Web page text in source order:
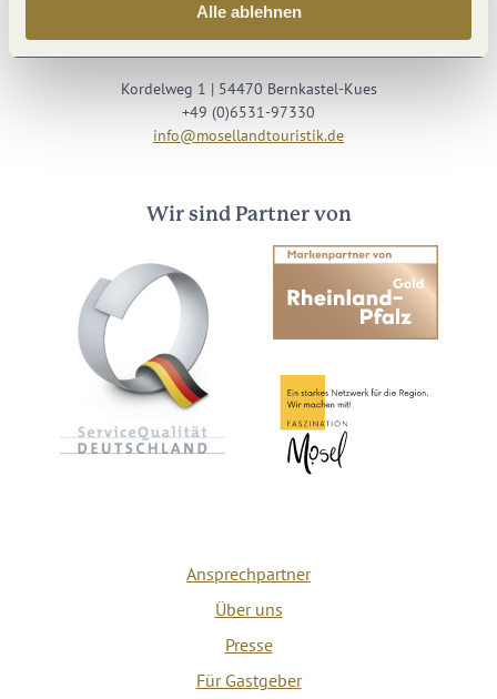
Alle ablehnen
Kordelweg 1 | 54470 Bernkastel-Kues
+49 (0)6531-97330
info@mosellandtouristik.de
Wir sind Partner von
Ansprechpartner
Über uns
Presse
Für Gastgeber